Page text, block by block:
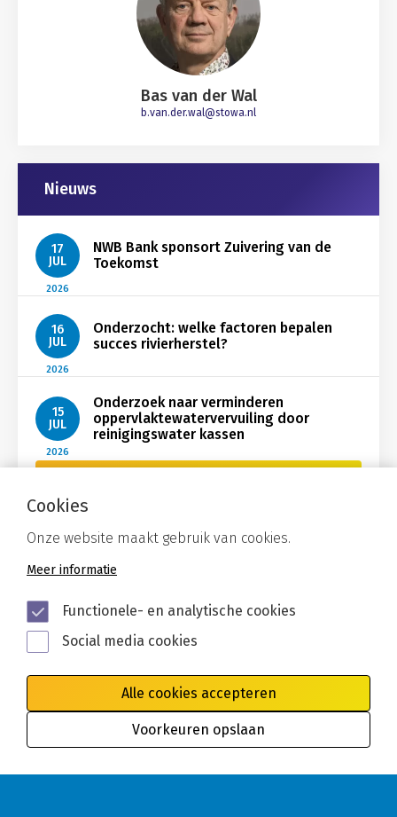
Bas van der Wal
b.van.der.wal@stowa.nl
Nieuws
17
JUL
2026
NWB Bank sponsort Zuivering van de
Toekomst
16
JUL
2026
Onderzocht: welke factoren bepalen
succes rivierherstel?
15
JUL
2026
Onderzoek naar verminderen
oppervlaktewatervervuiling door
reinigingswater kassen
Cookies
Onze website maakt gebruik van cookies.
Meer informatie
Functionele- en analytische cookies
Social media cookies
Alle cookies accepteren
Voorkeuren opslaan